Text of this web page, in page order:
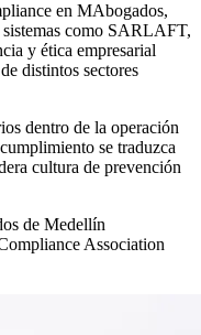
en MAbogados,
como SARLAFT,
y ética empresarial
distintos sectores
dentro de la operación
se traduzca
cultura de prevención
de Medellín
Association